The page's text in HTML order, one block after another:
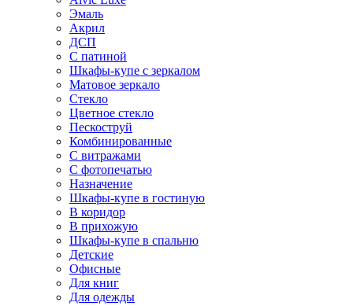
Эмаль
Акрил
ДСП
С патиной
Шкафы-купе с зеркалом
Матовое зеркало
Стекло
Цветное стекло
Пескоструй
Комбинированные
С витражами
С фотопечатью
Назначение
Шкафы-купе в гостиную
В коридор
В прихожую
Шкафы-купе в спальню
Детские
Офисные
Для книг
Для одежды